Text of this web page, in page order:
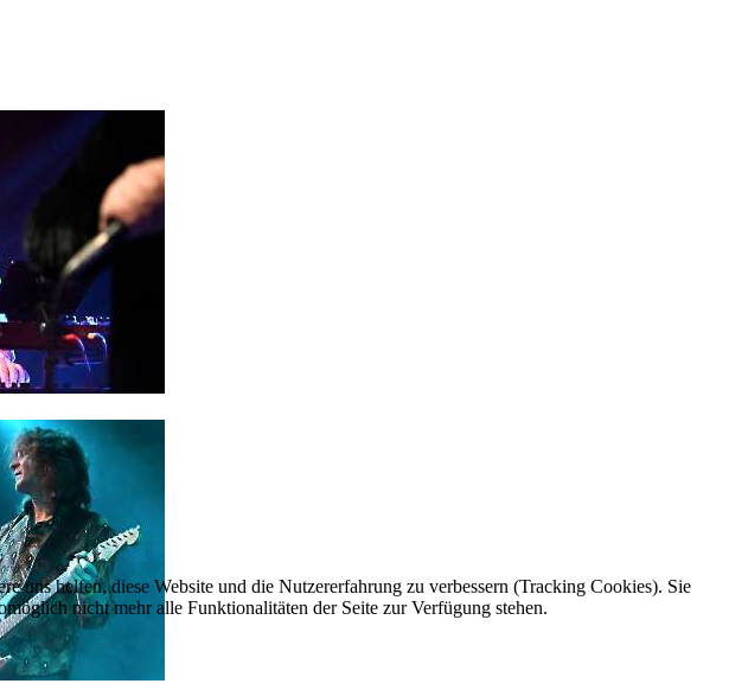
uns helfen, diese Website und die Nutzererfahrung zu verbessern (Tracking Cookies). Sie
nicht mehr alle Funktionalitäten der Seite zur Verfügung stehen.